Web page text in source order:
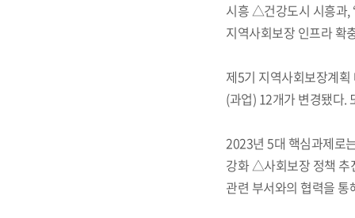
시흥 △건강도시 시흥과,
지역사회보장 인프라 확
제5기 지역사회보장계
(과업) 12개가 변경됐다.
2023년 5대 핵심과제로
강화 △사회보장 정책 추
관련 부서와의 협력을